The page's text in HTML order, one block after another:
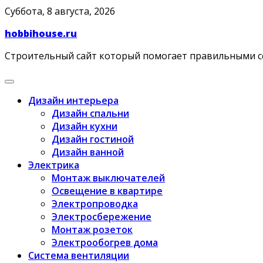
Skip
content
Суббота, 8 августа, 2026
hobbihouse.ru
Строительный сайт который помогает правильными
Дизайн интерьера
Дизайн спальни
Дизайн кухни
Дизайн гостиной
Дизайн ванной
Электрика
Монтаж выключателей
Освещение в квартире
Электропроводка
Электросбережение
Монтаж розеток
Электрообогрев дома
Система вентиляции